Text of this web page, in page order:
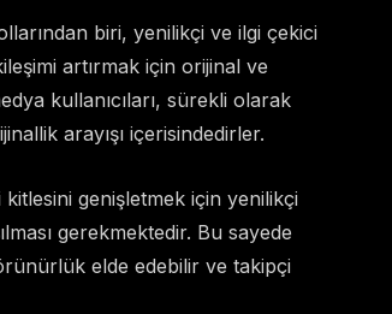
biri, yenilikçi ve ilgi çekici
artırmak için orijinal ve
kullanıcıları, sürekli olarak
arayışı içerisindedirler.
genişletmek için yenilikçi
gerekmektedir. Bu sayede
elde edebilir ve takipçi